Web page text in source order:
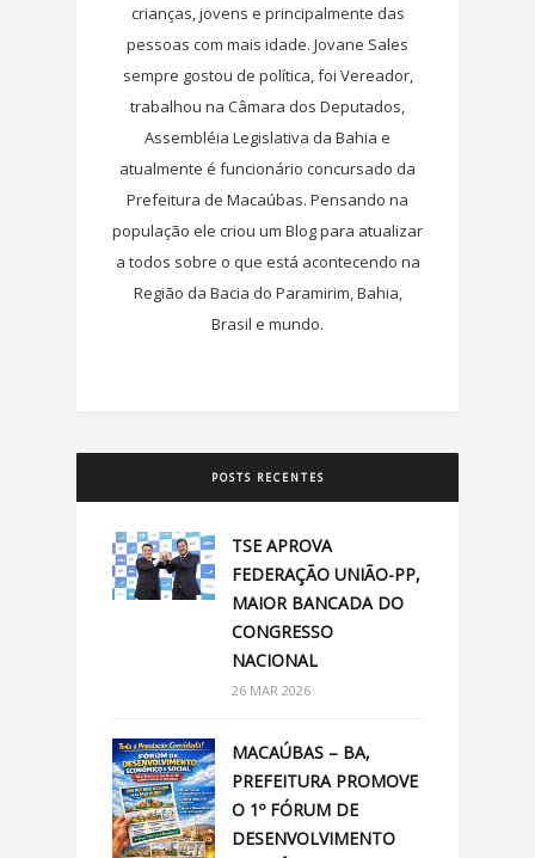
crianças, jovens e principalmente das
pessoas com mais idade. Jovane Sales
sempre gostou de política, foi Vereador,
trabalhou na Câmara dos Deputados,
Assembléia Legislativa da Bahia e
atualmente é funcionário concursado da
Prefeitura de Macaúbas. Pensando na
população ele criou um Blog para atualizar
a todos sobre o que está acontecendo na
Região da Bacia do Paramirim, Bahia,
Brasil e mundo.
POSTS RECENTES
TSE APROVA
FEDERAÇÃO UNIÃO-PP,
MAIOR BANCADA DO
CONGRESSO
NACIONAL
26 MAR 2026
MACAÚBAS – BA,
PREFEITURA PROMOVE
O 1º FÓRUM DE
DESENVOLVIMENTO